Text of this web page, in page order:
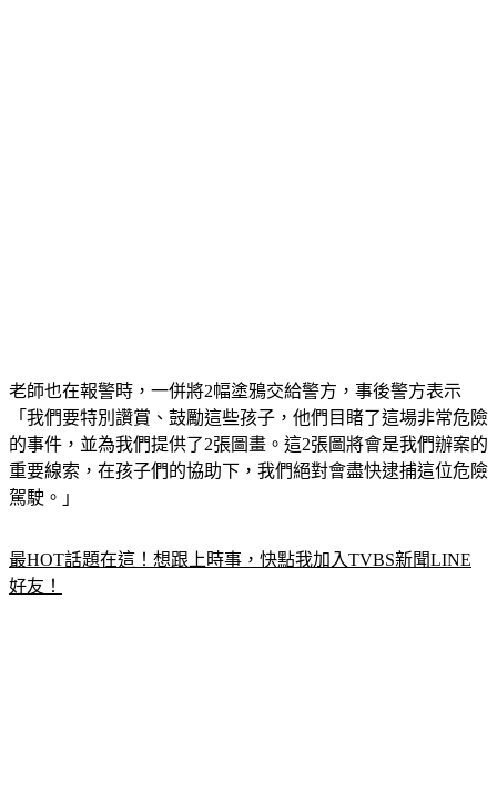
老師也在報警時，一併將2幅塗鴉交給警方，事後警方表示
「我們要特別讚賞、鼓勵這些孩子，他們目睹了這場非常危險
的事件，並為我們提供了2張圖畫。這2張圖將會是我們辦案的
重要線索，在孩子們的協助下，我們絕對會盡快逮捕這位危險
駕駛。」
最HOT話題在這！想跟上時事，快點我加入TVBS新聞LINE
好友！